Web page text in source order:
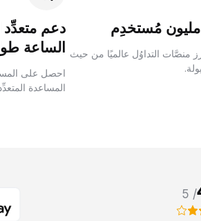
منصَّات التداوُل عالميًا من حيث
دعم متعدِّد
الساعة
احصل على
المساعدة
/ 5